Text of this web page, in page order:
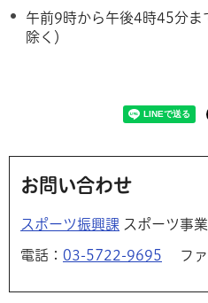
午前9時から午後4時45分ま
除く）
お問い合わせ
スポーツ振興課 スポーツ事
電話： 03-5722-9695 フ